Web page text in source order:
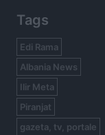
Tags
Edi Rama
Albania News
Ilir Meta
Piranjat
gazeta, tv, portale